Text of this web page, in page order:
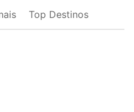
Top Destinos